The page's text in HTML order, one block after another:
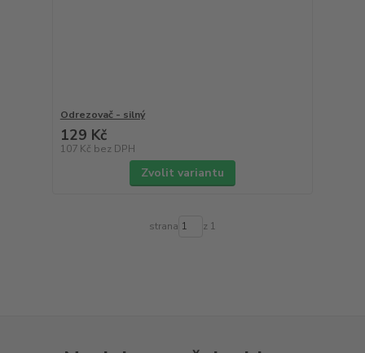
Odrezovač - silný
129 Kč
107 Kč bez DPH
Zvolit variantu
strana z 1